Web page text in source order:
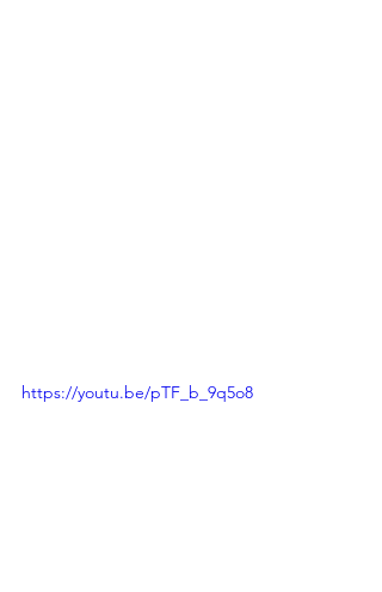
https://youtu.be/pTF_b_9q5o8